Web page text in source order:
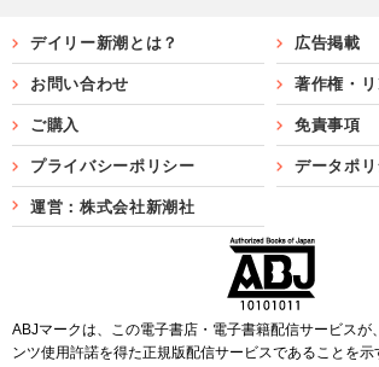
デイリー新潮とは？ 広告掲載
お問い合わせ 著作権・リ
ご購入 免責事項
プライバシーポリシー データポ
運営：株式会社新潮社
ABJマークは、この電子書店・電子書籍配信サービスが
ンツ使用許諾を得た正規版配信サービスであることを